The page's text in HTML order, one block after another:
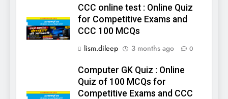
CCC online test : Online Quiz
for Competitive Exams and
CCC 100 MCQs
lism.dileep
3 months ago 0
Computer GK Quiz : Online
Quiz of 100 MCQs for
Competitive Exams and CCC